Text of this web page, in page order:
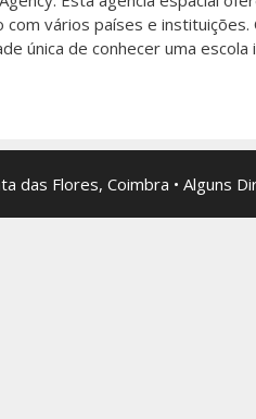
vários países e
única de conhecer uma
das Flores, Coimbra • Alguns